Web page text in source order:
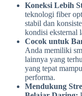
Koneksi Lebih
teknologi fiber
stabil dan
kondisi eksternal
Cocok untuk
Anda memiliki
lainnya yang
yang tepat
performa.
Mendukung